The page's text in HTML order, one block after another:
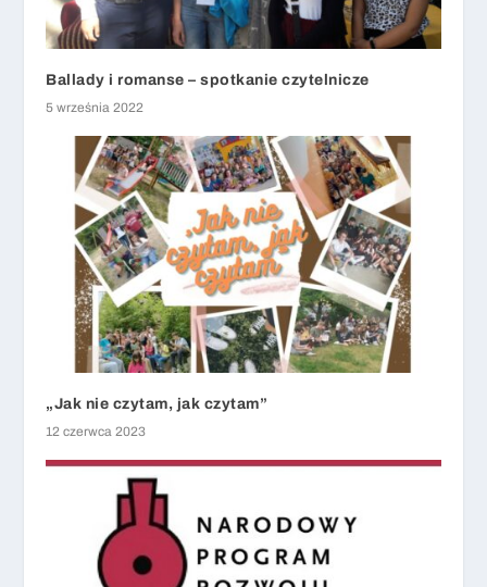
Ballady i romanse – spotkanie czytelnicze
5 września 2022
„Jak nie czytam, jak czytam”
12 czerwca 2023